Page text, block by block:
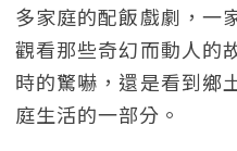
多家庭的配飯戲劇，一
觀看那些奇幻而動人的
時的驚嚇，還是看到鄉
庭生活的一部分。